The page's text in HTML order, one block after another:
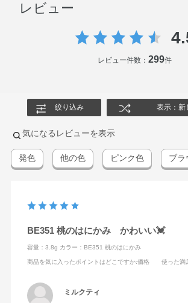
レビュー
レビュー件数：299件
絞り込み 表示：新
気になるレビューを表示
発色 他の色 ピンク色 ブラ
BE351 桃のはにかみ かわいい💓
容量：3.8g カラー：BE351 桃のはにかみ
商品を気に入ったポイントはどこですか:価格 使った満
ミルクティ